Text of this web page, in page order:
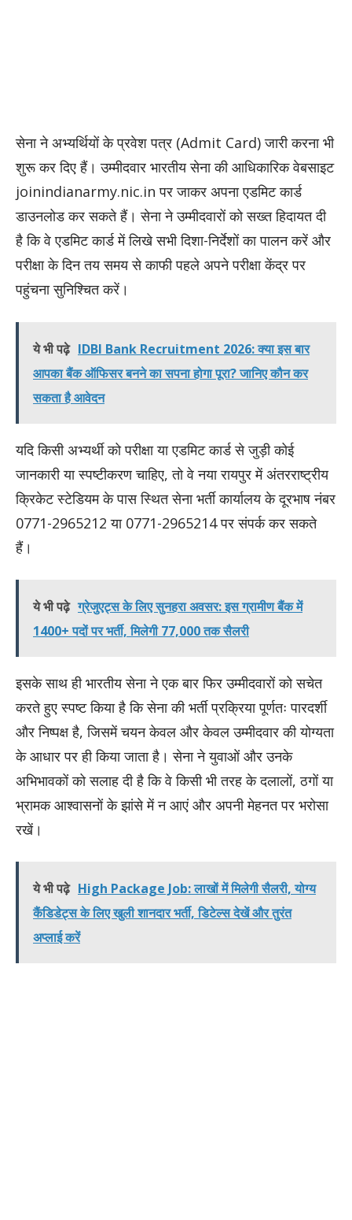
​सेना ने अभ्यर्थियों के प्रवेश पत्र (Admit Card) जारी करना भी
शुरू कर दिए हैं। उम्मीदवार भारतीय सेना की आधिकारिक वेबसाइट
joinindianarmy.nic.in पर जाकर अपना एडमिट कार्ड
डाउनलोड कर सकते हैं। सेना ने उम्मीदवारों को सख्त हिदायत दी
है कि वे एडमिट कार्ड में लिखे सभी दिशा-निर्देशों का पालन करें और
परीक्षा के दिन तय समय से काफी पहले अपने परीक्षा केंद्र पर
पहुंचना सुनिश्चित करें।
ये भी पढ़े IDBI Bank Recruitment 2026: क्या इस बार
आपका बैंक ऑफिसर बनने का सपना होगा पूरा? जानिए कौन कर
सकता है आवेदन
​यदि किसी अभ्यर्थी को परीक्षा या एडमिट कार्ड से जुड़ी कोई
जानकारी या स्पष्टीकरण चाहिए, तो वे नया रायपुर में अंतरराष्ट्रीय
क्रिकेट स्टेडियम के पास स्थित सेना भर्ती कार्यालय के दूरभाष नंबर
0771-2965212 या 0771-2965214 पर संपर्क कर सकते
हैं।
ये भी पढ़े ग्रेजुएट्स के लिए सुनहरा अवसर: इस ग्रामीण बैंक में
1400+ पदों पर भर्ती, मिलेगी 77,000 तक सैलरी
​इसके साथ ही भारतीय सेना ने एक बार फिर उम्मीदवारों को सचेत
करते हुए स्पष्ट किया है कि सेना की भर्ती प्रक्रिया पूर्णतः पारदर्शी
और निष्पक्ष है, जिसमें चयन केवल और केवल उम्मीदवार की योग्यता
के आधार पर ही किया जाता है। सेना ने युवाओं और उनके
अभिभावकों को सलाह दी है कि वे किसी भी तरह के दलालों, ठगों या
भ्रामक आश्वासनों के झांसे में न आएं और अपनी मेहनत पर भरोसा
रखें।
ये भी पढ़े High Package Job: लाखों में मिलेगी सैलरी, योग्य
कैंडिडेट्स के लिए खुली शानदार भर्ती, डिटेल्स देखें और तुरंत
अप्लाई करें